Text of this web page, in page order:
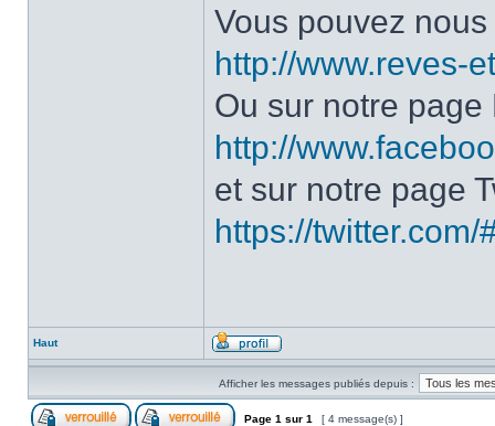
Vous pouvez
http://www.reves-
Ou sur notre page
http://
et sur notre page
https://twitter.com/
Haut
Afficher les messages publiés depuis :
Page 1 sur 1 [ 4 message(s) ]